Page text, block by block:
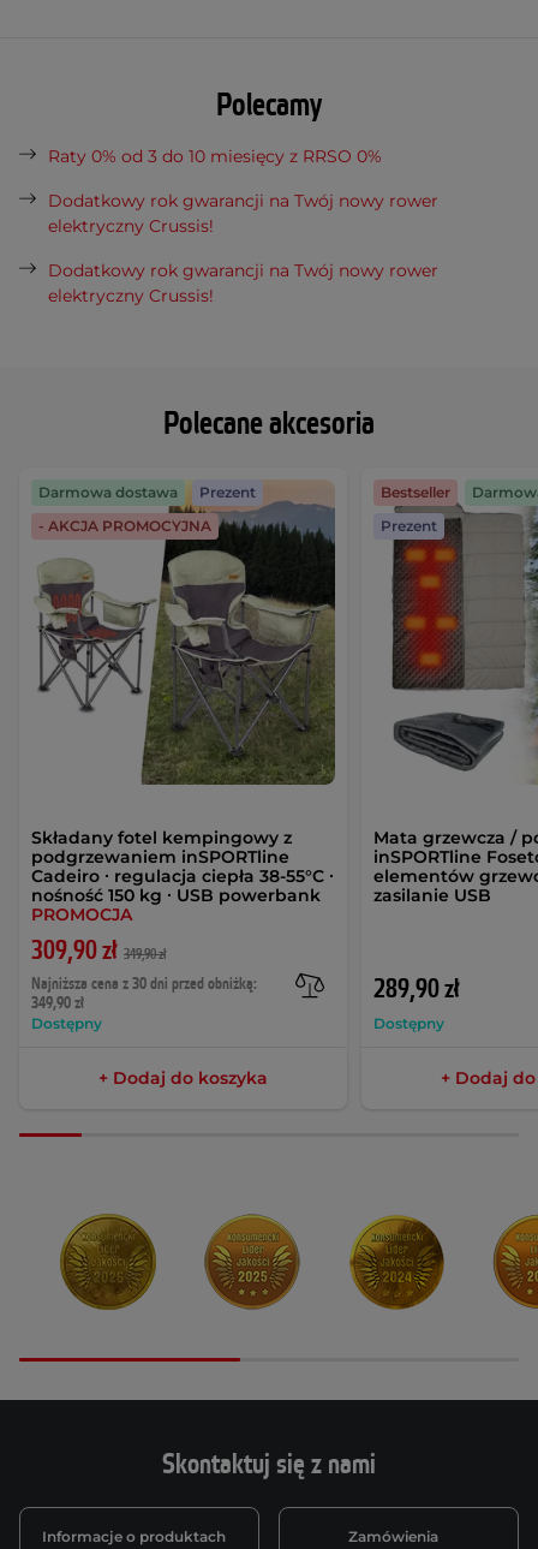
Polecane akcesoria
Składany fotel kempingowy z
podgrzewaniem inSPORTline
Cadeiro ∙ regulacja ciepła 38-55°C ∙
nośność 150 kg ∙ USB powerbank
PROMOCJA
309,90 zł 349,90 zł
Najniższa cena z 30 dni przed obniżką:
349,90 zł
Dostępny
Darmowa dostawa
Prezent
- AKCJA PROMOCYJNA
+ Dodaj do koszyka
Mata grzewcza /
inSPORTline
elementów
zasilanie USB
289,90 zł
Dostępny
Bestseller
Prezent
+ Dodaj
Polecamy
Raty 0% od 3 do 10 miesięcy z RRSO 0%
Dodatkowy rok gwarancji na Twój nowy rower
elektryczny Crussis!
Dodatkowy rok gwarancji na Twój nowy rower
elektryczny Crussis!
Skontaktuj się z nami
Informacje o produktach Zamówienia